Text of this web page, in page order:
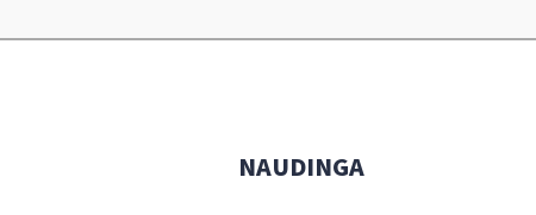
NAUDINGA